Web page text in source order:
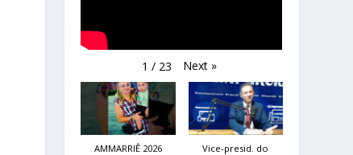
1 / 23 Next »
AMMARRIÊ 2026
Vice-presid. do